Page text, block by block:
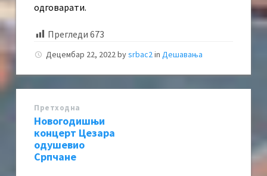
одговарати.
Прегледи 673
Децембар 22, 2022bysrbac2in Дешавања
Претходна
Новогодишњи
концерт Цезара
одушевио
Српчане